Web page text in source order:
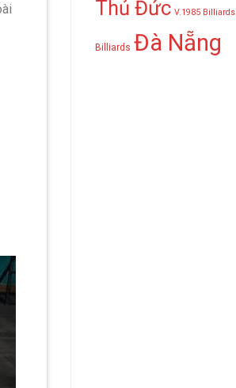
Thủ Đức V.1985 Billiards
Billiards Đà Nẵng